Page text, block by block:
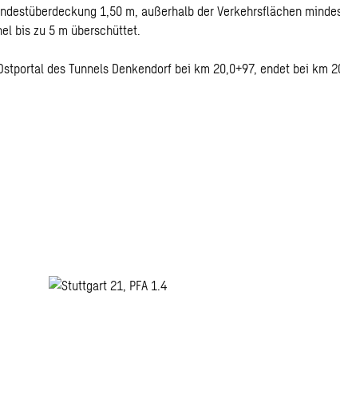
1,50 m, außerhalb der Verkehrsflächen
bis zu 5 m überschüttet.
des Tunnels Denkendorf bei km 20,0+97, endet bei km